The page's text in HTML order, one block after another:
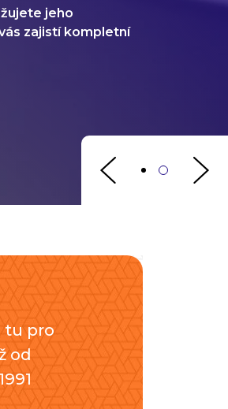
jeho
zajistí kompletní
tu pro
od